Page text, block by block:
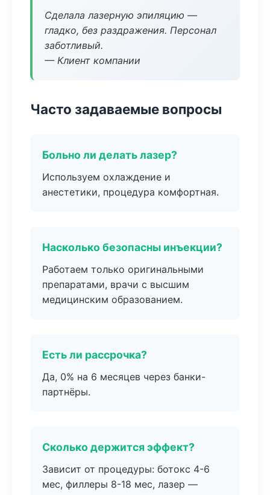
Сделала лазерную эпиляцию —
гладко, без раздражения. Персонал
заботливый.
— Клиент компании
Часто задаваемые вопросы
Больно ли делать лазер?
Используем охлаждение и
анестетики, процедура комфортная.
Насколько безопасны инъекции?
Работаем только оригинальными
препаратами, врачи с высшим
медицинским образованием.
Есть ли рассрочка?
Да, 0% на 6 месяцев через банки-
партнёры.
Сколько держится эффект?
Зависит от процедуры: ботокс 4-6
мес, филлеры 8-18 мес, лазер —